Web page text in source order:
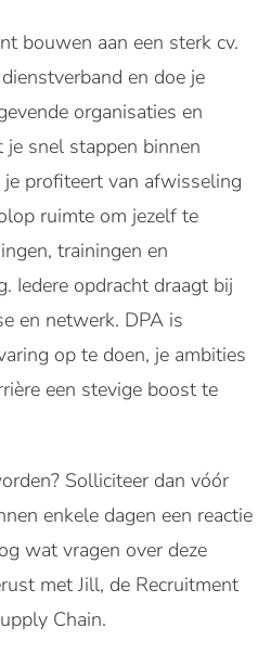
bouwen aan een sterk cv.
en doe je
organisaties en
je snel stappen binnen
profiteert van afwisseling
ruimte om jezelf te
trainingen en
Iedere opdracht draagt bij
en netwerk. DPA is
op te doen, je ambities
een stevige boost te
Solliciteer dan vóór
enkele dagen een reactie
wat vragen over deze
met Jill, de Recruitment
Chain.